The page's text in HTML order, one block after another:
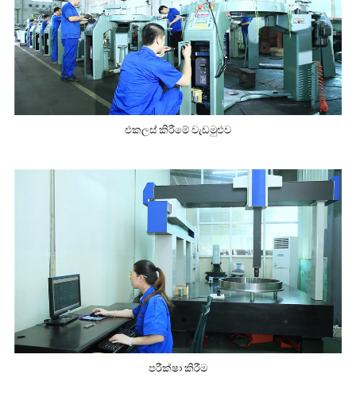
එකලස් කිරීමේ වැඩමුළුව
පරීක්ෂා කිරීම